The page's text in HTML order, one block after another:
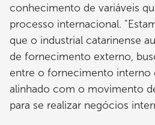
conhecimento de variáveis
processo internacional.
que o industrial catarinense
de fornecimento externo,
entre o fornecimento interno
alinhado com o movimento
para se realizar negócios